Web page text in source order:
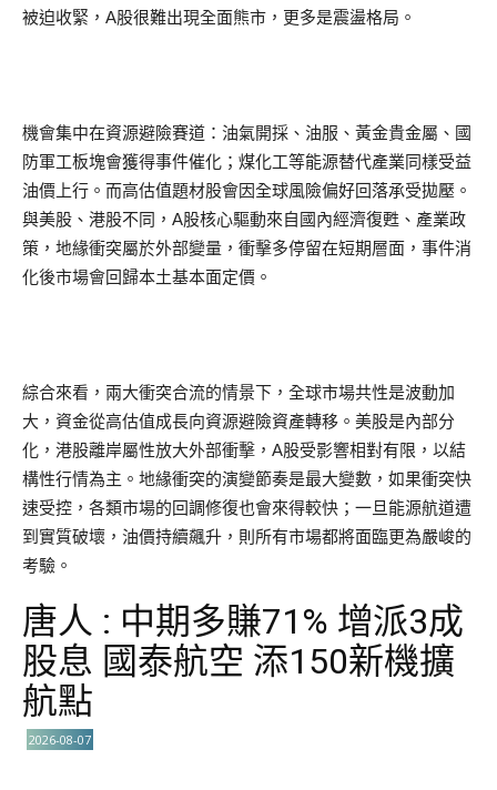
被迫收緊，A股很難出現全面熊市，更多是震盪格局。
機會集中在資源避險賽道：油氣開採、油服、黃金貴金屬、國
防軍工板塊會獲得事件催化；煤化工等能源替代產業同樣受益
油價上行。而高估值題材股會因全球風險偏好回落承受拋壓。
與美股、港股不同，A股核心驅動來自國內經濟復甦、產業政
策，地緣衝突屬於外部變量，衝擊多停留在短期層面，事件消
化後市場會回歸本土基本面定價。
綜合來看，兩大衝突合流的情景下，全球市場共性是波動加
大，資金從高估值成長向資源避險資產轉移。美股是內部分
化，港股離岸屬性放大外部衝擊，A股受影響相對有限，以結
構性行情為主。地緣衝突的演變節奏是最大變數，如果衝突快
速受控，各類市場的回調修復也會來得較快；一旦能源航道遭
到實質破壞，油價持續飆升，則所有市場都將面臨更為嚴峻的
考驗。
唐人 : 中期多賺71% 增派3成
股息 國泰航空 添150新機擴
航點
2026-08-07